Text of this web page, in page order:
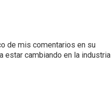
de mis comentarios en su
estar cambiando en la industria